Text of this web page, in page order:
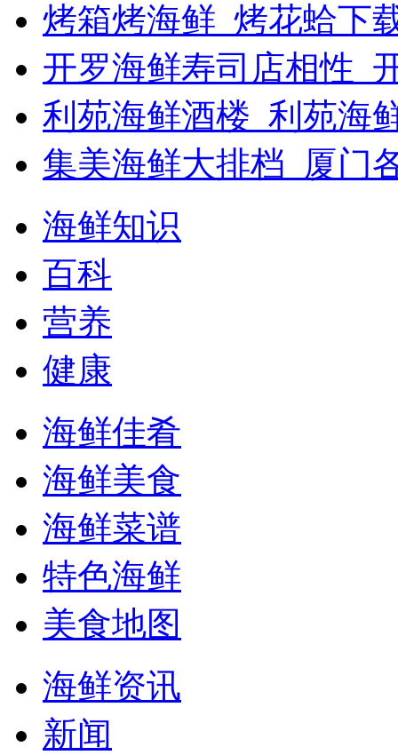
烤箱烤海鲜_烤花蛤下
开罗海鲜寿司店相性_
利苑海鲜酒楼_利苑海
集美海鲜大排档_厦门
海鲜知识
百科
营养
健康
海鲜佳肴
海鲜美食
海鲜菜谱
特色海鲜
美食地图
海鲜资讯
新闻